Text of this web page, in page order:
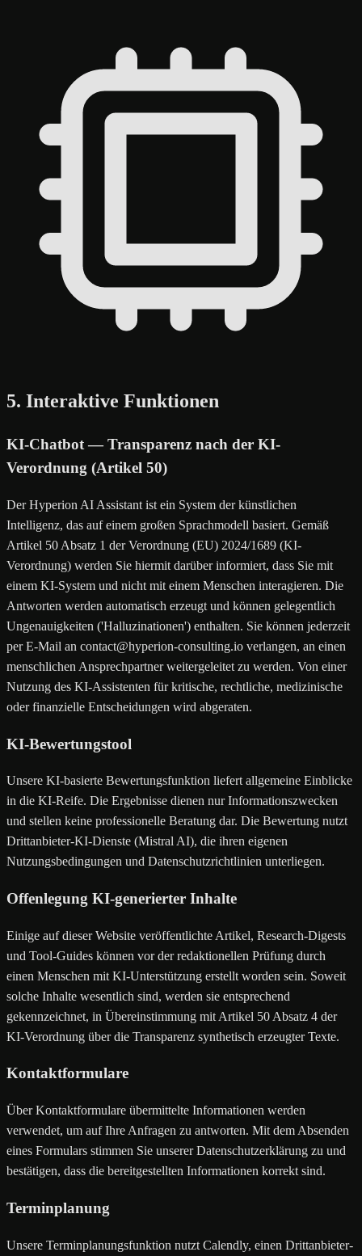
5. Interaktive Funktionen
KI-Chatbot — Transparenz nach der KI-
Verordnung (Artikel 50)
Der Hyperion AI Assistant ist ein System der künstlichen
Intelligenz, das auf einem großen Sprachmodell basiert. Gemäß
Artikel 50 Absatz 1 der Verordnung (EU) 2024/1689 (KI-
Verordnung) werden Sie hiermit darüber informiert, dass Sie mit
einem KI-System und nicht mit einem Menschen interagieren. Die
Antworten werden automatisch erzeugt und können gelegentlich
Ungenauigkeiten ('Halluzinationen') enthalten. Sie können jederzeit
per E-Mail an contact@hyperion-consulting.io verlangen, an einen
menschlichen Ansprechpartner weitergeleitet zu werden. Von einer
Nutzung des KI-Assistenten für kritische, rechtliche, medizinische
oder finanzielle Entscheidungen wird abgeraten.
KI-Bewertungstool
Unsere KI-basierte Bewertungsfunktion liefert allgemeine Einblicke
in die KI-Reife. Die Ergebnisse dienen nur Informationszwecken
und stellen keine professionelle Beratung dar. Die Bewertung nutzt
Drittanbieter-KI-Dienste (Mistral AI), die ihren eigenen
Nutzungsbedingungen und Datenschutzrichtlinien unterliegen.
Offenlegung KI-generierter Inhalte
Einige auf dieser Website veröffentlichte Artikel, Research-Digests
und Tool-Guides können vor der redaktionellen Prüfung durch
einen Menschen mit KI-Unterstützung erstellt worden sein. Soweit
solche Inhalte wesentlich sind, werden sie entsprechend
gekennzeichnet, in Übereinstimmung mit Artikel 50 Absatz 4 der
KI-Verordnung über die Transparenz synthetisch erzeugter Texte.
Kontaktformulare
Über Kontaktformulare übermittelte Informationen werden
verwendet, um auf Ihre Anfragen zu antworten. Mit dem Absenden
eines Formulars stimmen Sie unserer Datenschutzerklärung zu und
bestätigen, dass die bereitgestellten Informationen korrekt sind.
Terminplanung
Unsere Terminplanungsfunktion nutzt Calendly, einen Drittanbieter-